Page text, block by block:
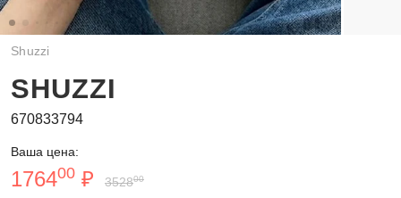
Shuzzi
SHUZZI
670833794
Ваша цена:
176400 ₽ 352800